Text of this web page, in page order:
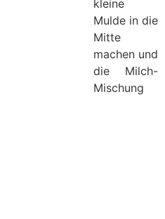
kleine
Mulde in die
Mitte
machen und
die Milch-
Mischung